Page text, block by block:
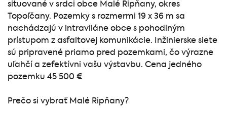
situované v srdci obce Malé Ripňany, okres
Topoľčany. Pozemky s rozmermi 19 x 36 m sa
nachádzajú v intraviláne obce s pohodlným
prístupom z asfaltovej komunikácie. Inžinierske siete
sú pripravené priamo pred pozemkami, čo výrazne
uľahčí a zefektívni vašu výstavbu. Cena jedného
pozemku 45 500 €
Prečo si vybrať Malé Ripňany?